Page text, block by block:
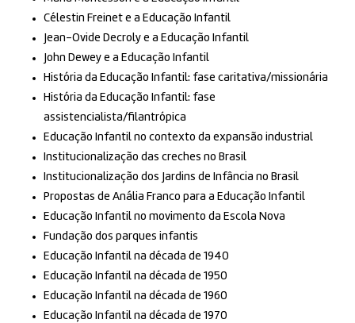
Célestin Freinet e a Educação Infantil
Jean-Ovide Decroly e a Educação Infantil
John Dewey e a Educação Infantil
História da Educação Infantil: fase caritativa/missionária
História da Educação Infantil: fase
assistencialista/filantrópica
Educação Infantil no contexto da expansão industrial
Institucionalização das creches no Brasil
Institucionalização dos Jardins de Infância no Brasil
Propostas de Anália Franco para a Educação Infantil
Educação Infantil no movimento da Escola Nova
Fundação dos parques infantis
Educação Infantil na década de 1940
Educação Infantil na década de 1950
Educação Infantil na década de 1960
Educação Infantil na década de 1970